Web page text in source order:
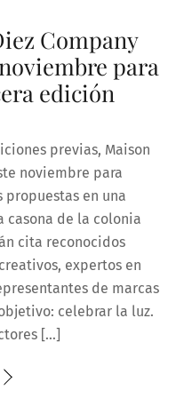
Company
para
edición
previas, Maison
noviembre para
propuestas en una
casona de la colonia
cita reconocidos
expertos en
de marcas
celebrar la luz.
[…]